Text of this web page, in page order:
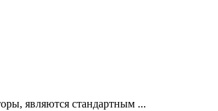
являются стандартным ...